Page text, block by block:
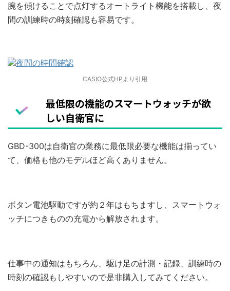
腕を傾けることで点灯するオートライト機能を搭載し、夜
間の訓練時の時刻確認も容易です。
CASIO公式HPより引用
最低限の機能のスマートウォッチが欲
しい自衛官に
GBD-300は自衛官の業務に最低限必要な機能は揃ってい
て、価格も他のモデルほど高くありません。
ボタン電池駆動ですが約２年はもちますし、スマートウォ
ッチにつきものの充電から解放されます。
仕事中の通知はもちろん、駆け足の計測・記録、訓練時の
時刻の確認もしやすいので是非購入してみてください。